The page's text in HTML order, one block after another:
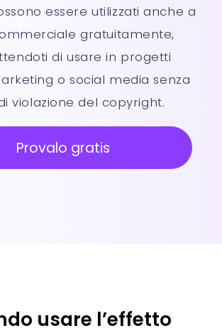
essere utilizzati anche a
gratuitamente,
di usare in progetti
o social media senza
violazione del copyright.
Provalo gratis
usare l’effetto